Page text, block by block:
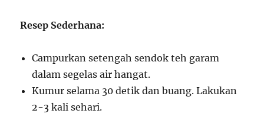
Resep Sederhana:
Campurkan setengah sendok teh garam
dalam segelas air hangat.
Kumur selama 30 detik dan buang. Lakukan
2-3 kali sehari.